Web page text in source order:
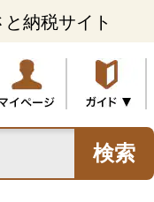
納税サイト
検索